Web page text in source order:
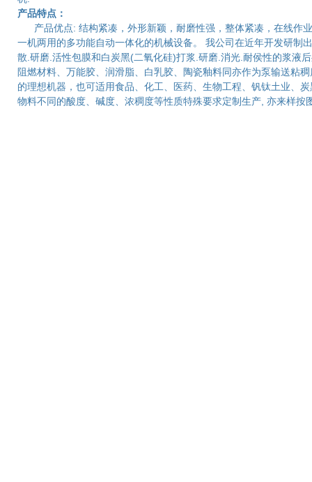
产品特点：
产品优点: 结构紧凑，外形新颖，耐磨性强，整体紧凑，在线作
一机两用的多功能自动一体化的机械设备。 我公司在近年开发研制
散.研磨.活性包膜和白炭黑(二氧化硅)打浆.研磨.消光.耐侯性的浆液
阻燃材料、万能胶、润滑脂、白乳胶、陶瓷釉料同亦作为泵输送粘
的理想机器，也可适用食品、化工、医药、生物工程、钒钛土业、
物料不同的酸度、碱度、浓稠度等性质特殊要求定制生产, 亦来样按